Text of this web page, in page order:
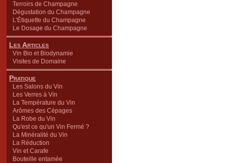
Terroirs de Champagne
Dégustation du Champagne
L'Étiquette du Champagne
Le Dosage du Champagne
Les Articles
Vin Bio et Biodynamie
Visites de Domaine
Pratique
Les Salons du Vin
Les Verres à Vin
La Température du Vin
Arômes des Cépages
La Robe du Vin
Qu'est ce qu'un Vin Fermé ?
La Minéralité du Vin
La Réduction
Vin et Carafe
Bouteille entamée